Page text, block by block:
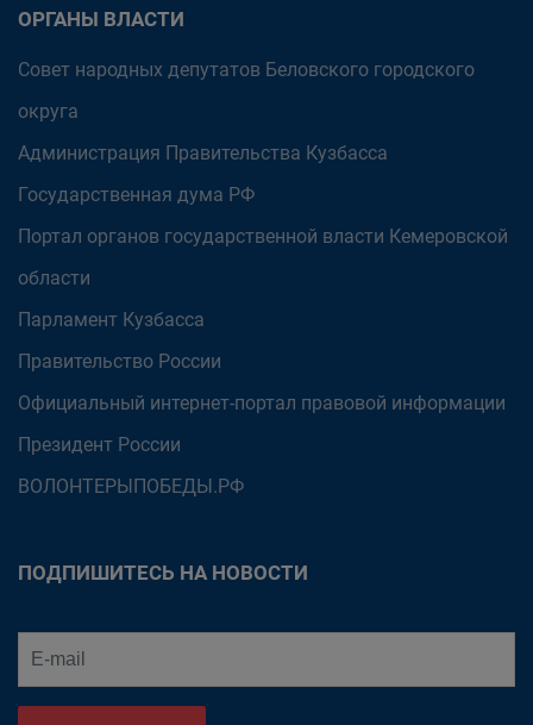
ОРГАНЫ ВЛАСТИ
Совет народных депутатов Беловского городского
округа
Администрация Правительства Кузбасса
Государственная дума РФ
Портал органов государственной власти Кемеровской
области
Парламент Кузбасса
Правительство России
Официальный интернет-портал правовой информации
Президент России
ВОЛОНТЕРЫПОБЕДЫ.РФ
ПОДПИШИТЕСЬ НА НОВОСТИ